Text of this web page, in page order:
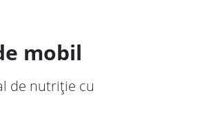
mobil
de nutriție cu